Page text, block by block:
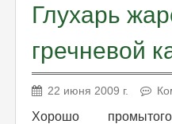
Глухарь
гречневой
22 июня 2009 г.
Хорошо